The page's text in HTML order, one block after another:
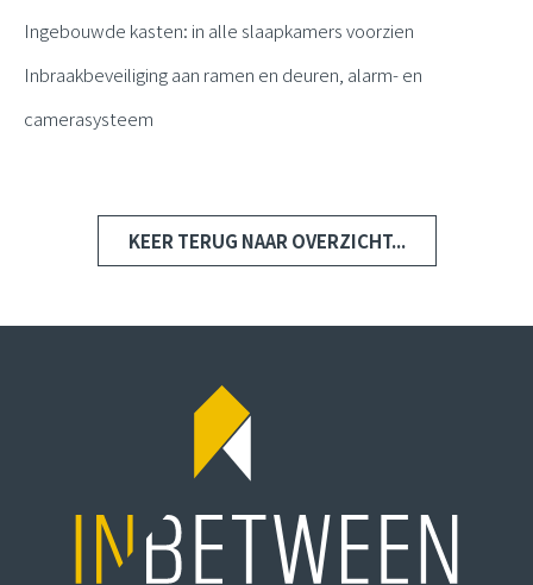
Ingebouwde kasten: in alle slaapkamers voorzien
Inbraakbeveiliging aan ramen en deuren, alarm- en
camerasysteem
KEER TERUG NAAR OVERZICHT...